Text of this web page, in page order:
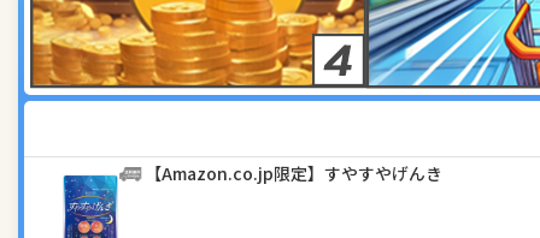
【Amazon.co.jp限定】すやすやげんき